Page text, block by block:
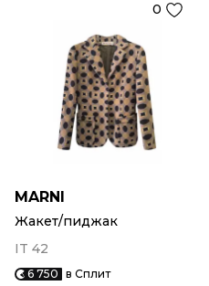
0
MARNI
Жакет/пиджак
IT 42
6 750 в Сплит